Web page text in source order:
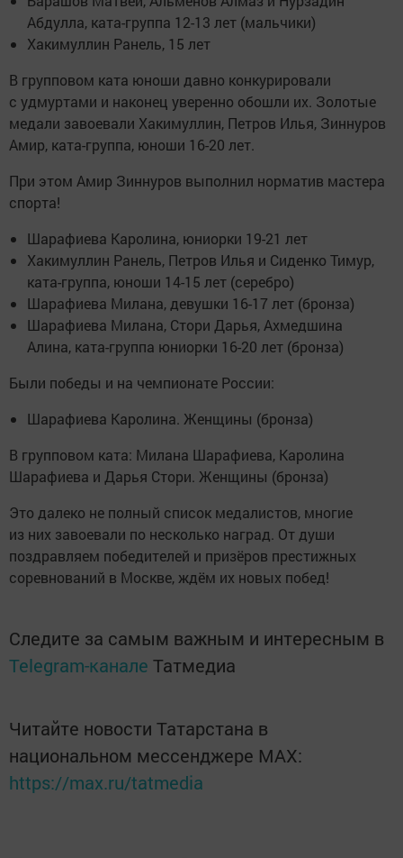
Абдулла, ката-группа 12-13 лет (мальчики)
Хакимуллин Ранель, 15 лет
В групповом ката юноши давно конкурировали
с удмуртами и наконец уверенно обошли их. Золотые
медали завоевали Хакимуллин, Петров Илья, Зиннуров
Амир, ката-группа, юноши 16-20 лет.
При этом Амир Зиннуров выполнил норматив мастера
спорта!
Шарафиева Каролина, юниорки 19-21 лет
Хакимуллин Ранель, Петров Илья и Сиденко Тимур,
ката-группа, юноши 14-15 лет (серебро)
Шарафиева Милана, девушки 16-17 лет (бронза)
Шарафиева Милана, Стори Дарья, Ахмедшина
Алина, ката-группа юниорки 16-20 лет (бронза)
Были победы и на чемпионате России:
Шарафиева Каролина. Женщины (бронза)
В групповом ката: Милана Шарафиева, Каролина
Шарафиева и Дарья Стори. Женщины (бронза)
Это далеко не полный список медалистов, многие
из них завоевали по несколько наград. От души
поздравляем победителей и призёров престижных
соревнований в Москве, ждём их новых побед!
Следите за самым важным и интересным в
Telegram-канале Татмедиа
Читайте новости Татарстана в
национальном мессенджере MАХ:
https://max.ru/tatmedia